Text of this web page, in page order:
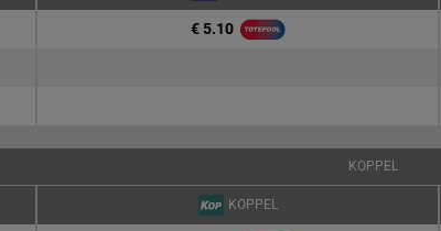
€ 5.10
KOPPEL
KOPPEL